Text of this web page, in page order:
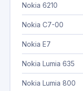
Nokia 6210
Nokia C7-00
Nokia E7
Nokia Lumia 635
Nokia Lumia 800